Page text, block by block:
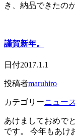
き、納品できたの
謹賀新年。
日付2017.1.1
投稿者maruhiro
カテゴリーニュース
あけましておめで
です。 今年もあけ